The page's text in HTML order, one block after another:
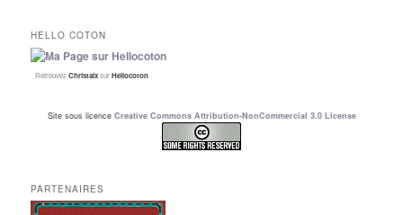
HELLO COTON
RetrouvezChristalxsurHellocoton
Site sous licence Creative Commons Attribution-NonCommercial 3.0 License
PARTENAIRES